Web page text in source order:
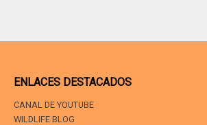
ENLACES DESTACADOS
CANAL DE YOUTUBE
WILDLIFE BLOG